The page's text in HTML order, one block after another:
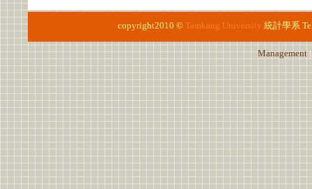
copyright2010 © Tamkang University 統計學系
Management